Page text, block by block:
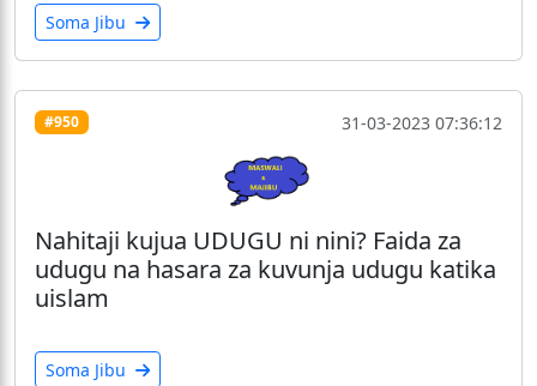
Soma Jibu
#950 31-03-2023 07:36:12
Nahitaji kujua UDUGU ni nini? Faida za
udugu na hasara za kuvunja udugu katika
uislam
Soma Jibu